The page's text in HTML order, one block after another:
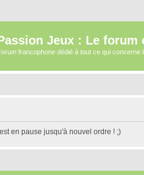
Jeux : Le forum
francophone dédié à tout ce qui
en pause jusqu'à nouvel ordre ! ;)